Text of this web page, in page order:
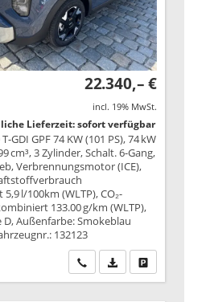
22.340,– €
incl. 19% MwSt.
Lieferzeit: sofort verfügbar
GDI GPF 74 KW (101 PS), 74 kW
cm³, 3 Zylinder, Schalt. 6-Gang,
Verbrennungsmotor (ICE),
l/100km (WLTP), CO₂-
133.00 g/km (WLTP),
D, Außenfarbe: Smokeblau
132123
Wir rufen Sie an
PDF-Datei,Drucken,